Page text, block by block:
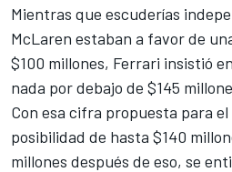
Mientras que escuderías
McLaren estaban a favor de
$100 millones, Ferrari insistió
nada por debajo de $145
Con esa cifra propuesta para
posibilidad de hasta $140
millones después de eso, se